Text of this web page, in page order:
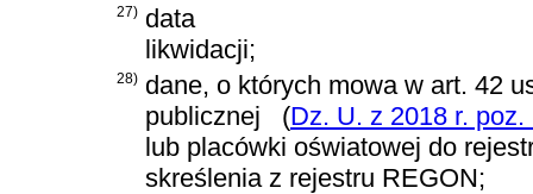
27) data
likwidacji;
28) dane, o których mowa w art. 42
publicznej
(Dz. U. z 2018 r. poz.
lub placówki oświatowej do
skreślenia z rejestru REGON;